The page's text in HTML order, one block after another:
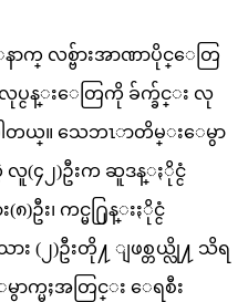
က္ လစ္ဗ်ားအာဏာပိုင္ေတြ
ပ္ငန္းေတြကို ခ်က္ခ်င္း လု
တယ္။ သေဘၤာတိမ္းေမွာ
လူ(၄၂)ဦးက ဆူဒန္ႏိုင္ငံ
)ဦး၊ ကင္မ႐ြန္းႏိုင္ငံ
သား (၂)ဦးတို႔ ျဖစ္တယ္လို႔ သိရ
က္မႈအတြင္း ေရစီး